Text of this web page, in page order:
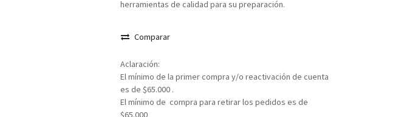
herramientas de calidad para su preparación.
Comparar
Aclaración:
El mínimo de la primer compra y/o reactivación de cuenta
es de $65.000 .
El mínimo de compra para retirar los pedidos es de
$65.000